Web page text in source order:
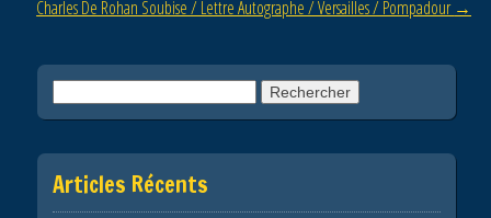
k
Charles De Rohan Soubise / Lettre Autographe / Versailles / Pompadour →
Articles Récents